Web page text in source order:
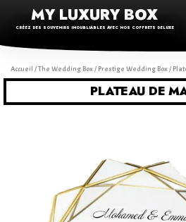
MY LUXURY BOX
CRÉEZ DES SOUVENIRS INOUBLIABLES AVEC NOS COFFRETS DELUXE
Accueil /The Wedding Box/ Prestige Wedding Box/
PLATEAU DE